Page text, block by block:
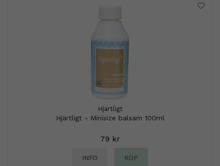
Hjärtligt
Hjärtligt - Minisize balsam 100ml
79 kr
INFO KÖP